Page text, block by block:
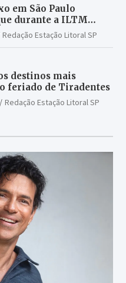
em São Paulo
durante a ILTM
Redação Estação Litoral SP
destinos mais
feriado de Tiradentes
Redação Estação Litoral SP